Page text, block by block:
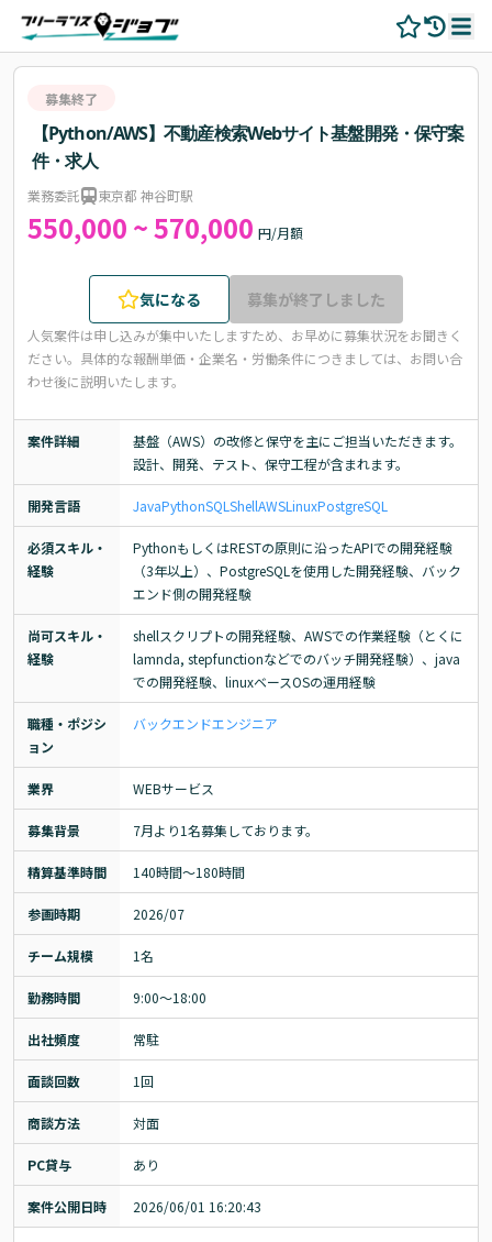
募集終了
【Python/AWS】不動産検索Webサイト基盤開発・保守案
件・求人
業務委託 東京都 神谷町駅
550,000 ~ 570,000 円/月額
気になる 募集が終了しました
人気案件は申し込みが集中いたしますため、お早めに募集状況をお聞きく
ださい。 具体的な報酬単価・企業名・労働条件につきましては、お問い合
わせ後に説明いたします。
案件詳細
基盤（AWS）の改修と保守を主にご担当いただきます。
設計、開発、テスト、保守工程が含まれます。
開発言語 JavaPythonSQL ShellAWSLinuxPostgreSQL
必須スキル・
経験
PythonもしくはRESTの原則に沿ったAPIでの開発経験
（3年以上）、PostgreSQLを使用した開発経験、バック
エンド側の開発経験
尚可スキル・
経験
shellスクリプトの開発経験、AWSでの作業経験（とくに
lamnda, stepfunctionなどでのバッチ開発経験）、java
での開発経験、linuxベースOSの運用経験
職種・ポジシ
ョン
バックエンドエンジニア
業界 WEBサービス
募集背景 7月より1名募集しております。
精算基準時間 140時間〜180時間
参画時期 2026/07
チーム規模 1名
勤務時間 9:00～18:00
出社頻度 常駐
面談回数 1回
商談方法 対面
PC貸与 あり
案件公開日時 2026/06/01 16:20:43